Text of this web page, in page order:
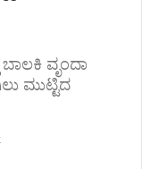
ವೃಂದಾ
ಮುಟ್ಟಿದ